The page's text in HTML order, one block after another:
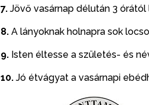
7. Jövő vasárnap délután 3
8. A lányoknak holnapra sok
9. Isten éltesse a születés- és
10. Jó étvágyat a vasárnapi